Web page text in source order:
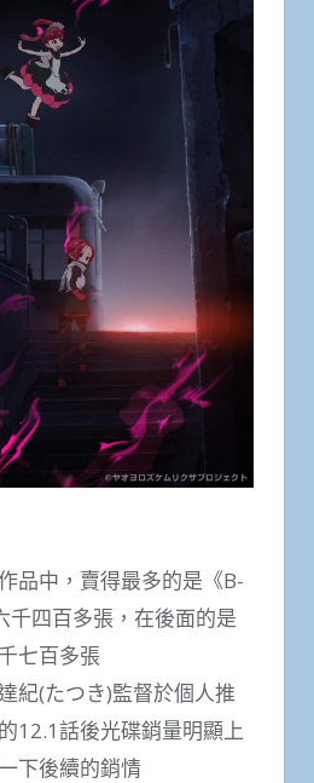
品中，賣得最多的是《B-
千四百多張，在後面的是
七百多張
紀(たつき)監督於個人推
12.1話後光碟銷量明顯上
下後續的銷情